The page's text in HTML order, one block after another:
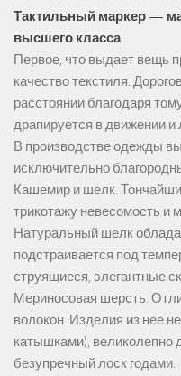
Тактильный маркер —
высшего класса
Первое, что выдает вещь
качество текстиля.
расстоянии благодаря
драпируется в движении и
В производстве одежды
исключительно
Кашемир и шелк.
трикотажу невесомость и
Натуральный шелк
подстраивается под
струящиеся, элегантные
Мериносовая шерсть.
волокон. Изделия из нее
катышками), великолепно
безупречный лоск годами.